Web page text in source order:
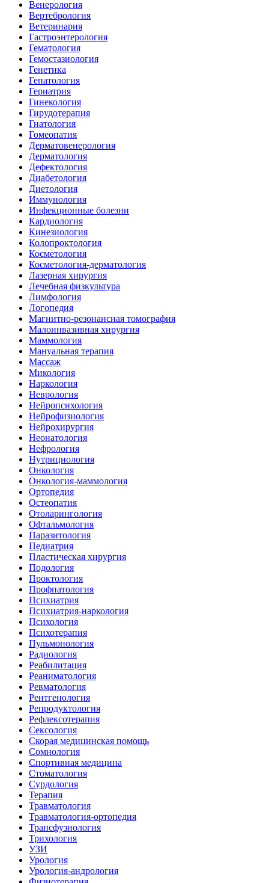
Венерология
Вертебрология
Ветеринария
Гастроэнтерология
Гематология
Гемостазиология
Генетика
Гепатология
Гериатрия
Гинекология
Гирудотерапия
Гнатология
Гомеопатия
Дерматовенерология
Дерматология
Дефектология
Диабетология
Диетология
Иммунология
Инфекционные болезни
Кардиология
Кинезиология
Колопроктология
Косметология
Косметология-дерматология
Лазерная хирургия
Лечебная физкультура
Лимфология
Логопедия
Магнитно-резонансная томография
Малоинвазивная хирургия
Маммология
Мануальная терапия
Массаж
Микология
Наркология
Неврология
Нейропсихология
Нейрофизиология
Нейрохирургия
Неонатология
Нефрология
Нутрициология
Онкология
Онкология-маммология
Ортопедия
Остеопатия
Отоларингология
Офтальмология
Паразитология
Педиатрия
Пластическая хирургия
Подология
Проктология
Профпатология
Психиатрия
Психиатрия-наркология
Психология
Психотерапия
Пульмонология
Радиология
Реабилитация
Реаниматология
Ревматология
Рентгенология
Репродуктология
Рефлексотерапия
Сексология
Скорая медицинская помощь
Сомнология
Спортивная медицина
Стоматология
Сурдология
Терапия
Травматология
Травматология-ортопедия
Трансфузиология
Трихология
УЗИ
Урология
Урология-андрология